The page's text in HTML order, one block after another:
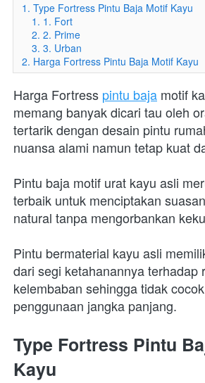
1. Type Fortress Pintu Baja Motif Kayu
1. 1. Fort
2. 2. Prime
3. 3. Urban
2. Harga Fortress Pintu Baja Motif Kayu
Harga Fortress pintu baja motif
memang banyak dicari tau oleh
tertarik dengan desain pintu
nuansa alami namun tetap kuat
Pintu baja motif urat kayu asli
terbaik untuk menciptakan
natural tanpa mengorbankan
Pintu bermaterial kayu asli
dari segi ketahanannya terhadap
kelembaban sehingga tidak
penggunaan jangka panjang.
Type Fortress Pintu
Kayu